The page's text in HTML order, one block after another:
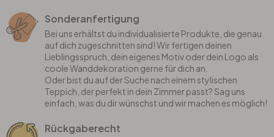
Sonderanfertigung
Bei uns erhältst du individualisierte Produkte, die genau
auf dich zugeschnitten sind! Wir fertigen deinen
Lieblingsspruch, dein eigenes Motiv oder dein Logo als
coole Wanddekoration gerne für dich an.
Oder bist du auf der Suche nach einem stylischen
Teppich, der perfekt in dein Zimmer passt? Sag uns
einfach, was du dir wünschst und wir machen es möglich!
Rückgaberecht